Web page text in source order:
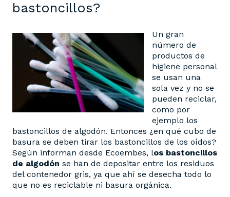
bastoncillos?
Un gran
número de
productos de
higiene personal
se usan una
sola vez y no se
pueden reciclar,
como por
ejemplo los
bastoncillos de algodón. Entonces ¿en qué cubo de
basura se deben tirar los bastoncillos de los oídos?
Según informan desde Ecoembes, los bastoncillos
de algodón se han de depositar entre los residuos
del contenedor gris, ya que ahí se desecha todo lo
que no es reciclable ni basura orgánica.